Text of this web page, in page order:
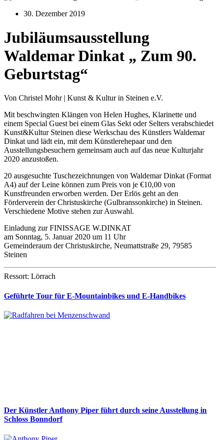
30. Dezember 2019
Jubiläumsausstellung
Waldemar Dinkat „ Zum 90.
Geburtstag“
Von Christel Mohr | Kunst & Kultur in Steinen e.V.
Mit beschwingten Klängen von Helen Hughes, Klarinette und
einem Special Guest bei einem Glas Sekt oder Selters verabschiedet
Kunst&Kultur Steinen diese Werkschau des Künstlers Waldemar
Dinkat und lädt ein, mit dem Künstlerehepaar und den
Ausstellungsbesuchern gemeinsam auch auf das neue Kulturjahr
2020 anzustoßen.
20 ausgesuchte Tuschezeichnungen von Waldemar Dinkat (Format
A4) auf der Leine können zum Preis von je €10,00 von
Kunstfreunden erworben werden. Der Erlös geht an den
Förderverein der Christuskirche (Gulbranssonkirche) in Steinen.
Verschiedene Motive stehen zur Auswahl.
Einladung zur FINISSAGE W.DINKAT
am Sonntag, 5. Januar 2020 um 11 Uhr
Gemeinderaum der Christuskirche, Neumattstraße 29, 79585
Steinen
Ressort: Lörrach
Geführte Tour für E-Mountainbikes und E-Handbikes
Der Künstler Anthony Piper führt durch seine Ausstellung in
Schloss Bonndorf